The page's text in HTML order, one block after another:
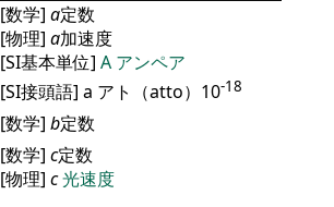
[数学] a定数
[物理] a加速度
[SI基本単位] A アンペア
[SI接頭語] a アト（atto）10-18
[数学] b定数
[数学] c定数
[物理] c光速度